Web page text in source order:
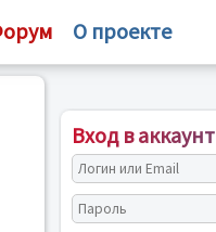
О проекте
Вход в аккаунт